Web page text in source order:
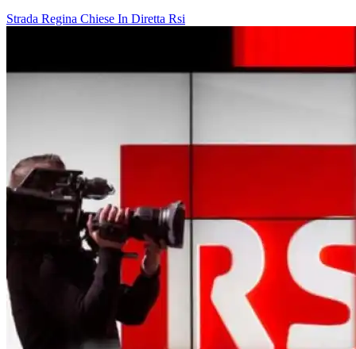
Strada Regina Chiese In Diretta Rsi